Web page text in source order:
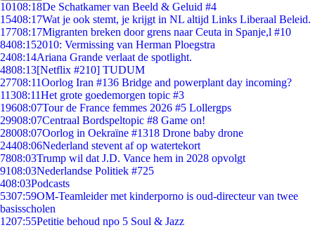
10108:18De Schatkamer van Beeld & Geluid #4
15408:17Wat je ook stemt, je krijgt in NL altijd Links Liberaal Beleid.
17708:17Migranten breken door grens naar Ceuta in Spanje,l #10
8408:152010: Vermissing van Herman Ploegstra
2408:14Ariana Grande verlaat de spotlight.
4808:13[Netflix #210] TUDUM
27708:11Oorlog Iran #136 Bridge and powerplant day incoming?
11308:11Het grote goedemorgen topic #3
19608:07Tour de France femmes 2026 #5 Lollergps
29908:07Centraal Bordspeltopic #8 Game on!
28008:07Oorlog in Oekraïne #1318 Drone baby drone
24408:06Nederland stevent af op watertekort
7808:03Trump wil dat J.D. Vance hem in 2028 opvolgt
9108:03Nederlandse Politiek #725
408:03Podcasts
5307:59OM-Teamleider met kinderporno is oud-directeur van twee
basisscholen
1207:55Petitie behoud npo 5 Soul & Jazz